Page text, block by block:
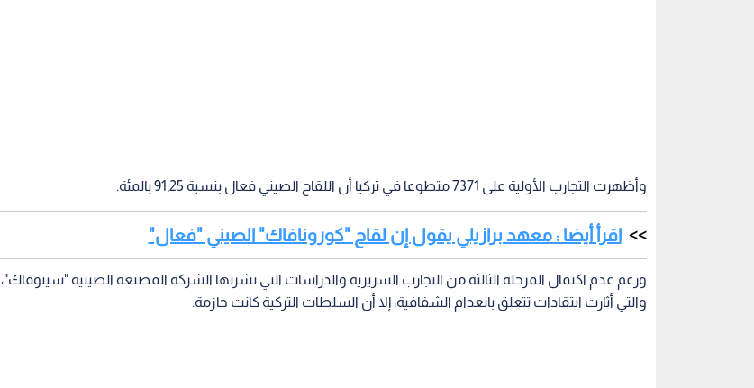
وأظهرت التجارب الأولية على 7371 متطوعا في تركيا أن اللقاح الصيني فعال بنسبة 91,25 بالمئة.
اقرأ أيضا : معهد برازيلي يقول إن لقاح "كورونافاك" الصيني "فعال"
ورغم عدم اكتمال المرحلة الثالثة من التجارب السريرية والدراسات التي نشرتها الشركة المصنعة الصينية "سينوفاك"،
والتي أثارت انتقادات تتعلق بانعدام الشفافية، إلا أن السلطات التركية كانت حازمة.